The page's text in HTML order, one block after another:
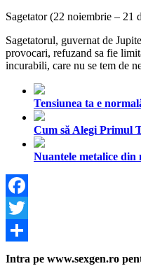
Sagetator (22 noiembrie – 21
Sagetatorul, guvernat de
provocari, refuzand sa fie
incurabili, care nu se tem de
Tensiunea ta e
Cum să Alegi Primul
Nuantele metalice
Facebook
Twitter
Share
Intra pe www.sexgen.ro